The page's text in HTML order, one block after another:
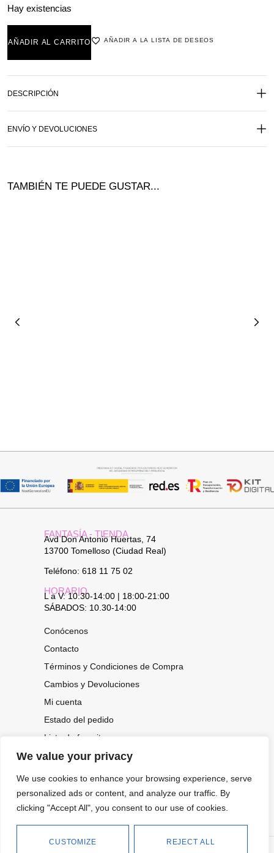
We value your privacy
We use cookies to enhance your browsing experience, serve
personalized ads or content, and analyze our traffic. By
clicking "Accept All", you consent to our use of cookies.
CUSTOMIZE REJECT ALL
Hay existencias
AÑADIR AL CARRITO AÑADIR A LA LISTA DE DESEOS
DESCRIPCIÓN
ENVÍO Y DEVOLUCIONES
TAMBIÉN TE PUEDE GUSTAR...
FANTASÍA - TIENDA
Avd Don Antonio Huertas, 74
13700 Tomelloso (Ciudad Real)
Teléfono: 618 11 75 02
HORARIO
L a V: 10:30-14:00 | 18:00-21:00
SÁBADOS: 10.30-14:00
Conócenos
Contacto
Términos y Condiciones de Compra
Cambios y Devoluciones
Mi cuenta
Estado del pedido
Lista de favoritos
CONOCE NUESTRAS NOVEDADES,
OFERTAS...